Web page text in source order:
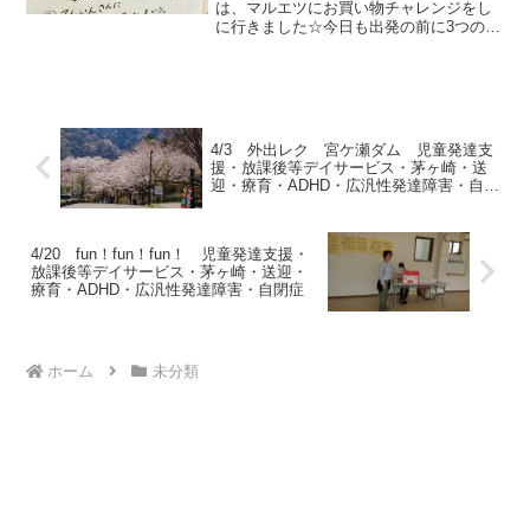
は、マルエツにお買い物チャレンジをし
に行きました☆今日も出発の前に3つのお
4/3 外出レク 宮ケ瀬ダム 児童発達支
援・放課後等デイサービス・茅ヶ崎・送
迎・療育・ADHD・広汎性発達障害・自閉
4/20 fun！fun！fun！ 児童発達支援・
放課後等デイサービス・茅ヶ崎・送迎・
療育・ADHD・広汎性発達障害・自閉症
ホーム 未分類